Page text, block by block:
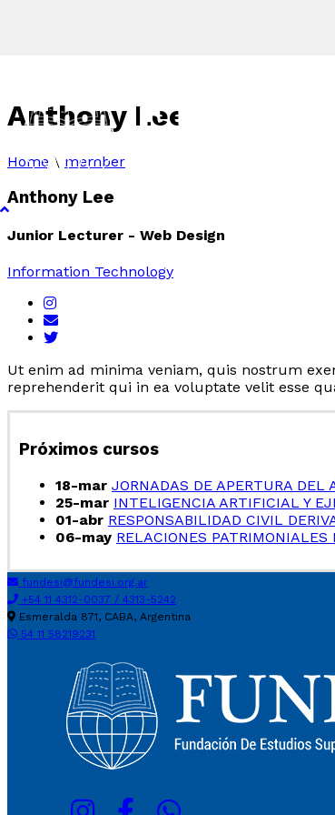
Anthony Lee
Home \ member
Anthony Lee
Junior Lecturer - Web Design
Information Technology
Ut enim ad minima veniam, quis nostrum
reprehenderit qui in ea voluptate velit esse
Próximos cursos
18-mar JORNADAS DE APERTURA DEL
25-mar INTELIGENCIA ARTIFICIAL Y
01-abr RESPONSABILIDAD CIVIL
06-may RELACIONES
fundesi@fundesi.org.ar
+54 11 4312-0037 / 4313-5242
Esmeralda 871, CABA, Argentina
54 11 58219231